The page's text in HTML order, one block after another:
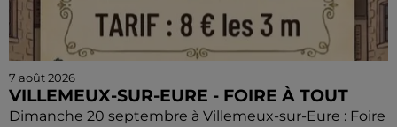
7 août 2026
VILLEMEUX-SUR-EURE - FOIRE À TOUT
Dimanche 20 septembre à Villemeux-sur-Eure : Foire